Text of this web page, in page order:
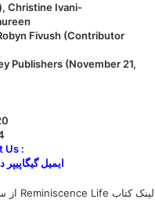
Christine Ivani-
Fivush (Contributor
Publishers (November 21,
Us :
لینک کتاب Reminiscence Life از سایت Amazon.org